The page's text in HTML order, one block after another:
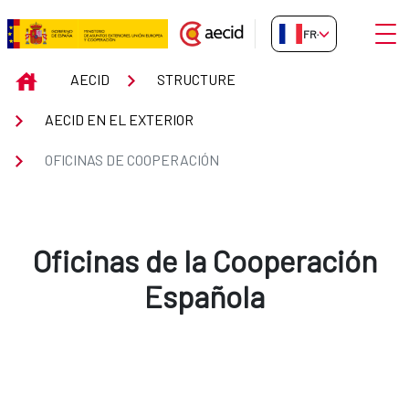
Saut au contenu principal
Oficinas de Cooperación
FR-FR
INICIOAECID STRUCTURE
AECID EN EL EXTERIOR
OFICINAS DE COOPERACIÓN
Oficinas de la Cooperación
Española